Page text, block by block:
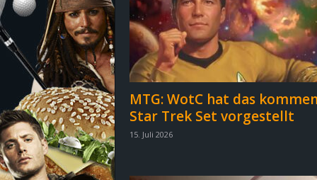
i
o
MTG: WotC hat das
Star Trek Set vorgestellt
15. Juli 2026